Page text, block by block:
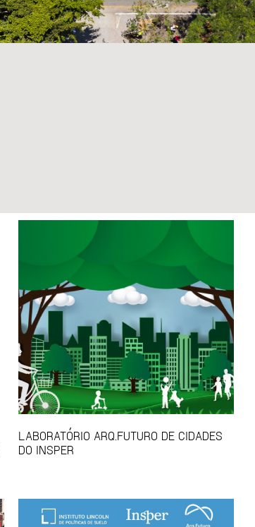
LABORATÓRIO ARQ.FUTURO DE CIDADES
DO INSPER